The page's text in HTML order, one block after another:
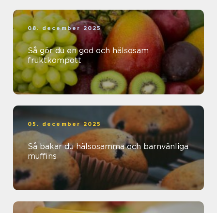
08. december 2025
Så gör du en god och hälsosam
fruktkompott
05. december 2025
Så bakar du hälsosamma och barnvänliga
muffins